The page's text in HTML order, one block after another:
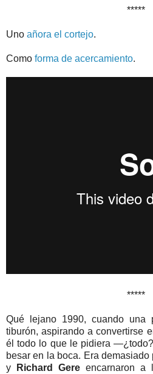
*****
Uno añora el cortejo.
Como forma de acercamiento.
*****
Qué lejano 1990, cuando una
tiburón, aspirando a convertirse
él todo lo que le pidiera
besar en la boca. Era
y
Richard Gere encarnaron a